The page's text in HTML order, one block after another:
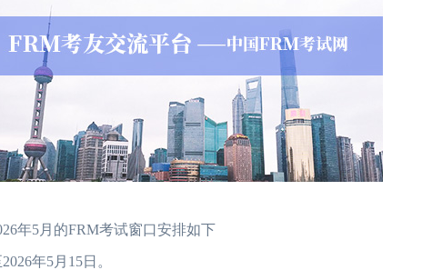
年5月的FRM考试窗口安排如下
年5月15日。